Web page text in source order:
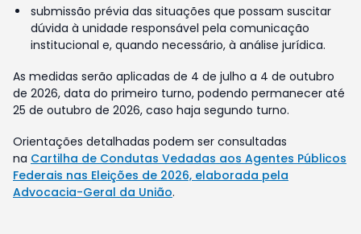
submissão prévia das situações que possam suscitar
dúvida à unidade responsável pela comunicação
institucional e, quando necessário, à análise jurídica.
As medidas serão aplicadas de 4 de julho a 4 de outubro
de 2026, data do primeiro turno, podendo permanecer até
25 de outubro de 2026, caso haja segundo turno.
Orientações detalhadas podem ser consultadas
na Cartilha de Condutas Vedadas aos Agentes Públicos
Federais nas Eleições de 2026, elaborada pela
Advocacia-Geral da União.